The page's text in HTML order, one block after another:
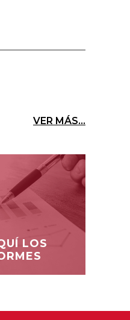
VER MÁS...
LOS